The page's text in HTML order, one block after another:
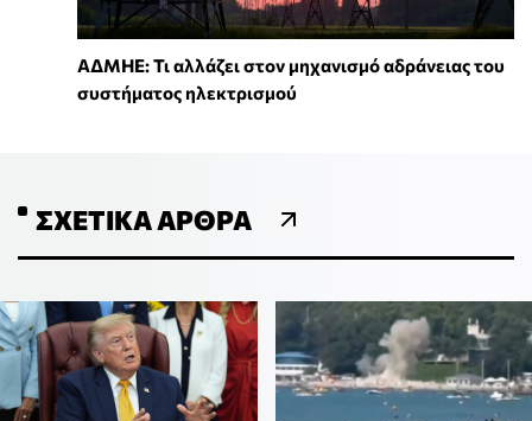
ΑΔΜΗΕ: Τι αλλάζει στον μηχανισμό αδράνειας του
συστήματος ηλεκτρισμού
ΣΧΕΤΙΚΆ ΆΡΘΡΑ